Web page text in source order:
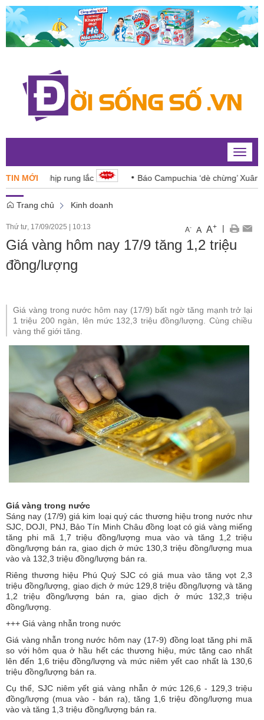
Toggle
TIN MỚI
các nhịp rung lắc Báo Campuchia ‘dè chừng’ Xuân Son
Trang chủ Kinh doanh
Thứ tư, 17/09/2025 | 10:13 A- A A+ |
Giá vàng hôm nay 17/9 tăng 1,2 triệu
đồng/lượng
Giá vàng trong nước hôm nay (17/9) bất ngờ tăng mạnh trở lại
1 triệu 200 ngàn, lên mức 132,3 triệu đồng/lượng. Cùng chiều
vàng thế giới tăng.
Giá vàng trong nước
Sáng nay (17/9) giá kim loại quý các thương hiệu trong nước như
SJC, DOJI, PNJ, Bảo Tín Minh Châu đồng loạt có giá vàng miếng
tăng phi mã 1,7 triệu đồng/lượng mua vào và tăng 1,2 triệu
đồng/lượng bán ra, giao dịch ở mức 130,3 triệu đồng/lượng mua
vào và 132,3 triệu đồng/lượng bán ra.
Riêng thương hiệu Phú Quý SJC có giá mua vào tăng vọt 2,3
triệu đồng/lượng, giao dịch ở mức 129,8 triệu đồng/lượng và tăng
1,2 triệu đồng/lượng bán ra, giao dịch ở mức 132,3 triệu
đồng/lượng.
+++ Giá vàng nhẫn trong nước
Giá vàng nhẫn trong nước hôm nay (17-9) đồng loạt tăng phi mã
so với hôm qua ở hầu hết các thương hiệu, mức tăng cao nhất
lên đến 1,6 triệu đồng/lượng và mức niêm yết cao nhất là 130,6
triệu đồng/lượng bán ra.
Cụ thể, SJC niêm yết giá vàng nhẫn ở mức 126,6 - 129,3 triệu
đồng/lượng (mua vào - bán ra), tăng 1,6 triệu đồng/lượng mua
vào và tăng 1,3 triệu đồng/lượng bán ra.